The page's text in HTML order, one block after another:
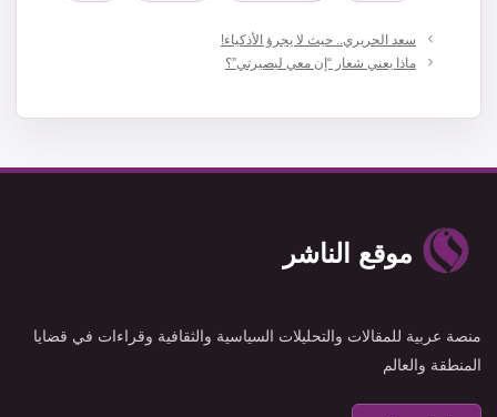
سعد الحريري.. حيث لا يجرؤ الأذكياء!
ماذا يعني شعار “إن معي لبصيرتي”؟
موقع الناشر
منصة عربية للمقالات والتحليلات السياسية والثقافية وقراءات في قضايا
المنطقة والعالم